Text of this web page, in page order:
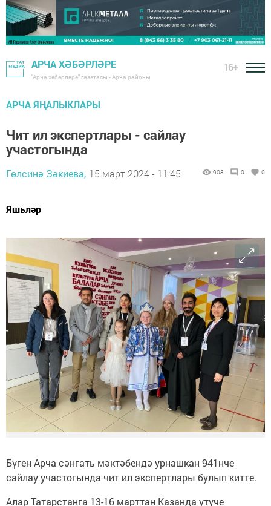
АРЧА ХӘБӘРЛӘРЕ
"Арча хәбәрләре" газетасы - Арча районы
16+
АРЧА ЯҢАЛЫКЛАРЫ
Чит ил экспертлары - сайлау
участогында
Гөлсинә Зәкиева, 15 март 2024 - 11:45 908 0 0
Яшьләр
Бүген Арча сәнгать мәктәбендә урнашкан 941нче
сайлау участогында чит ил экспертлары булып китте.
Алар Татарстанга 13-16 марттан Казанда утүче